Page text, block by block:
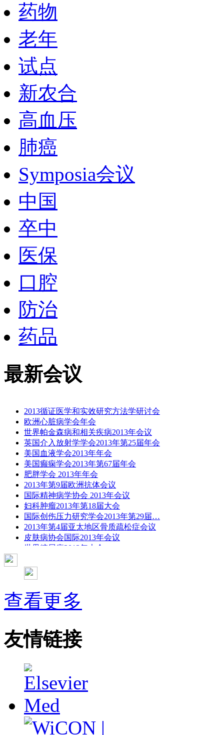
药物
老年
试点
新农合
高血压
肺癌
Symposia会议
中国
卒中
医保
口腔
防治
药品
最新会议
2013循证医学和实效研究方法学研讨会
欧洲心脏病学会年会
世界帕金森病和相关疾病2013年会议
英国介入放射学学会2013年第25届年会
美国血液学会2013年年会
美国癫痫学会2013年第67届年会
肥胖学会 2013年年会
2013年第9届欧洲抗体会议
国际精神病学协会 2013年会议
妇科肿瘤2013年第18届大会
国际创伤压力研究学会2013年第29届…
2013年第4届亚太地区骨质疏松症会议
皮肤病协会国际2013年会议
世界糖尿病2013年大会
彭晓霞---诊断试验的Meta分析
武姗姗---累积Meta分析和TSA分析
孙凤---Network Meta分析
杨智荣---Cochrane综述实战经验分享
杨祖耀---疾病频率资料的Meta分析
查看更多
友情链接